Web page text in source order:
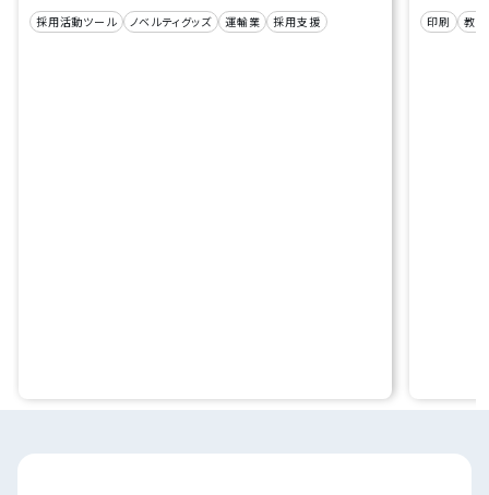
採用活動ツール ノベルティグッズ 運輸業 採用支援 印刷 教